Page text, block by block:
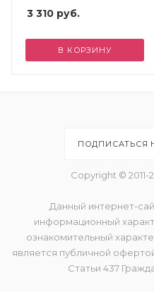
3 310 руб.
В КОРЗИНУ
ПОДПИСАТЬСЯ
Copyright ©
Данный интернет-
информационный
ознакомительный
является публичной
Статьи 437